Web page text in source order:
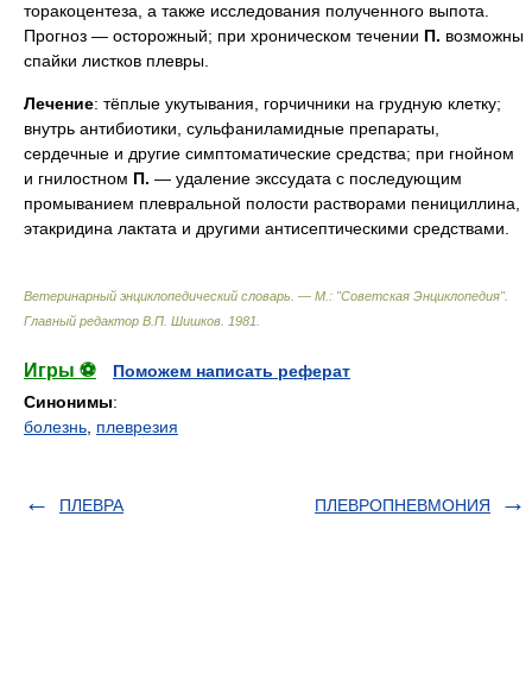
торакоцентеза, а также исследования полученного выпота.
Прогноз — осторожный; при хроническом течении П. возможны
спайки листков плевры.
Лечение: тёплые укутывания, горчичники на грудную клетку;
внутрь антибиотики, сульфаниламидные препараты,
сердечные и другие симптоматические средства; при гнойном
и гнилостном П. — удаление экссудата с последующим
промыванием плевральной полости растворами пенициллина,
этакридина лактата и другими антисептическими средствами.
Ветеринарный энциклопедический словарь. — М.: "Советская Энциклопедия".
Главный редактор В.П. Шишков 1981
Игры ⚽
Поможем написать реферат
Синонимы:
болезнь плеврезия
ПЛЕВРА ПЛЕВРОПНЕВМОНИЯ